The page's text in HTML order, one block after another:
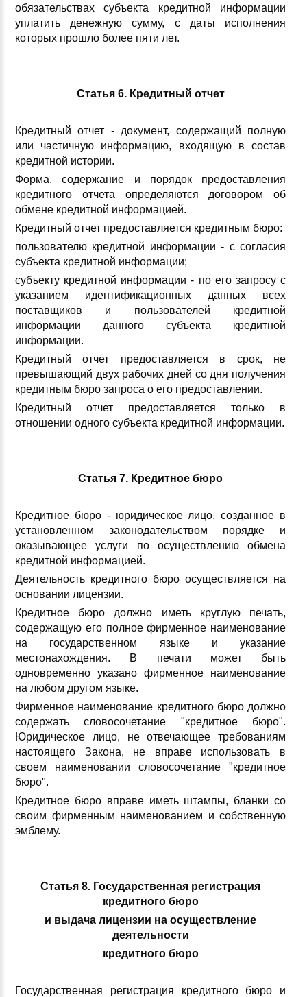
обязательствах субъекта кредитной информации
уплатить денежную сумму, с даты исполнения
которых прошло более пяти лет.
Статья 6. Кредитный отчет
Кредитный отчет - документ, содержащий полную
или частичную информацию, входящую в состав
кредитной истории.
Форма, содержание и порядок предоставления
кредитного отчета определяются договором об
обмене кредитной информацией.
Кредитный отчет предоставляется кредитным бюро:
пользователю кредитной информации - с согласия
субъекта кредитной информации;
субъекту кредитной информации - по его запросу с
указанием идентификационных данных всех
поставщиков и пользователей кредитной
информации данного субъекта кредитной
информации.
Кредитный отчет предоставляется в срок, не
превышающий двух рабочих дней со дня получения
кредитным бюро запроса о его предоставлении.
Кредитный отчет предоставляется только в
отношении одного субъекта кредитной информации.
Статья 7. Кредитное бюро
Кредитное бюро - юридическое лицо, созданное в
установленном законодательством порядке и
оказывающее услуги по осуществлению обмена
кредитной информацией.
Деятельность кредитного бюро осуществляется на
основании лицензии.
Кредитное бюро должно иметь круглую печать,
содержащую его полное фирменное наименование
на государственном языке и указание
местонахождения. В печати может быть
одновременно указано фирменное наименование
на любом другом языке.
Фирменное наименование кредитного бюро должно
содержать словосочетание "кредитное бюро".
Юридическое лицо, не отвечающее требованиям
настоящего Закона, не вправе использовать в
своем наименовании словосочетание "кредитное
бюро".
Кредитное бюро вправе иметь штампы, бланки со
своим фирменным наименованием и собственную
эмблему.
Статья 8. Государственная регистрация
кредитного бюро
и выдача лицензии на осуществление
деятельности
кредитного бюро
Государственная регистрация кредитного бюро и